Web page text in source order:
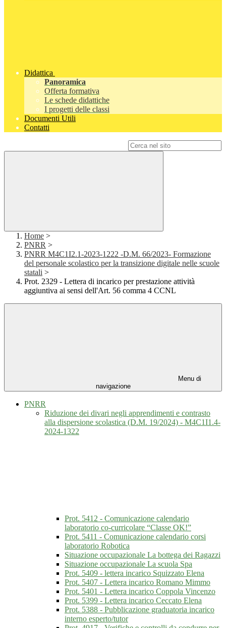
Didattica
Panoramica
Offerta formativa
Le schede didattiche
I progetti delle classi
Documenti Utili
Contatti
Home >
PNRR >
PNRR M4C1I2.1-2023-1222 -D.M. 66/2023- Formazione
del personale scolastico per la transizione digitale nelle scuole
statali >
Prot. 2329 - Lettera di incarico per prestazione attività
aggiuntiva ai sensi dell'Art. 56 comma 4 CCNL
Menu di
navigazione
PNRR
Riduzione dei divari negli apprendimenti e contrasto
alla dispersione scolastica (D.M. 19/2024) - M4C1I1.4-
2024-1322
Prot. 5412 - Comunicazione calendario
laboratorio co-curricolare “Classe OK!”
Prot. 5411 - Comunicazione calendario corsi
laboratorio Robotica
Situazione occupazionale La bottega dei Ragazzi
Situazione occupazionale La scuola Spa
Prot. 5409 - lettera incarico Squizzato Elena
Prot. 5407 - Lettera incarico Romano Mimmo
Prot. 5401 - Lettera incarico Coppola Vincenzo
Prot. 5399 - Lettera incarico Ceccato Elena
Prot. 5388 - Pubblicazione graduatoria incarico
interno esperto/tutor